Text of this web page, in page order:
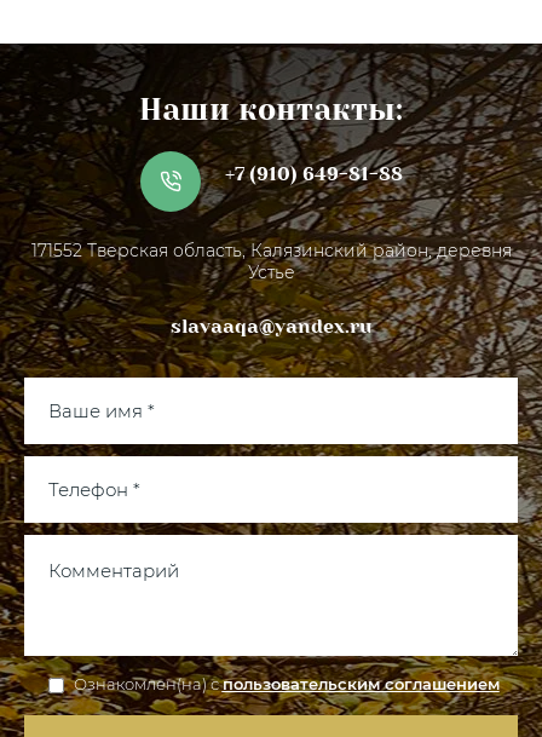
Наши контакты:
+7 (910) 649-81-88
171552 Тверская область, Калязинский район, деревня
Устье
slavaaqa@yandex.ru
Ознакомлен(на) спользовательским соглашением